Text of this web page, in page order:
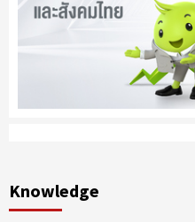
Knowledge